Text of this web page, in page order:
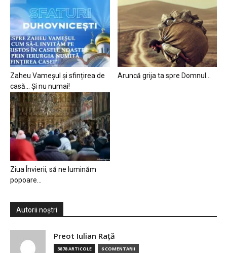
Zaheu Vameșul și sfințirea de
casă… Și nu numai!
Aruncă grija ta spre Domnul…
Ziua Învierii, să ne luminăm
popoare…
Autorii noștri
Preot Iulian Raţă
3878 ARTICOLE 6 COMENTARII